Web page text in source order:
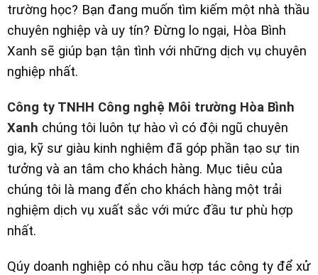
trường học? Bạn đang muốn tìm kiếm một nhà thầu
chuyên nghiệp và uy tín? Đừng lo ngại, Hòa Bình
Xanh sẽ giúp bạn tận tình với những dịch vụ chuyên
nghiệp nhất.
Công ty TNHH Công nghệ Môi trường Hòa Bình
Xanh chúng tôi luôn tự hào vì có đội ngũ chuyên
gia, kỹ sư giàu kinh nghiệm đã góp phần tạo sự tin
tưởng và an tâm cho khách hàng. Mục tiêu của
chúng tôi là mang đến cho khách hàng một trải
nghiệm dịch vụ xuất sắc với mức đầu tư phù hợp
nhất.
Qúy doanh nghiệp có nhu cầu hợp tác công ty để xử